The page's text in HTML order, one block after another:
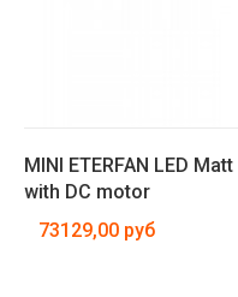
MINI ETERFAN LED
with DC motor
73129,00 руб